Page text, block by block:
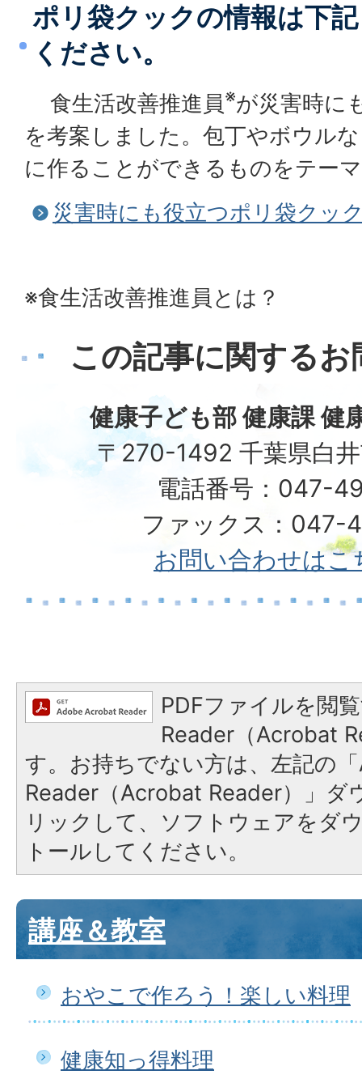
ポリ袋クックの情報は下
ください。
食生活改善推進員※が災害時に
を考案しました。包丁やボウル
に作ることができるものをテー
災害時にも役立つポリ袋クッ
※食生活改善推進員とは？
この記事に関する
健康子ども部 健康課 健
〒270-1492 千葉県白
電話番号：047-
ファックス：047-
お問い合わせはこ
PDFファイルを閲
Reader（Acrobat
す。お持ちでない方は、左記の
Reader（Acrobat Reader）」ダ
リックして、ソフトウェアをダ
トールしてください。
講座＆教室
おやこで作ろう！楽しい料理
健康知っ得料理